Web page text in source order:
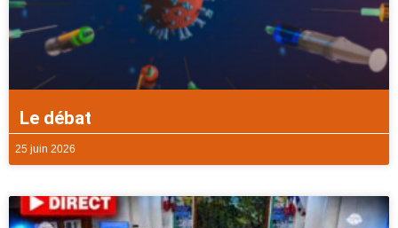
Le débat
25 juin 2026